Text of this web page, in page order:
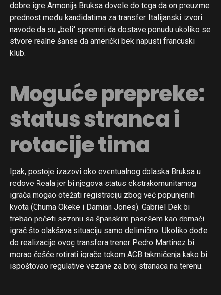
dobre igre Armonija Bruksa dovele do toga da on preuzme
prednost među kandidatima za transfer. Italijanski izvori
navode da su „beli“ spremni da dostave ponudu ukoliko se
stvore realne šanse da američki bek napusti francuski
klub.
Moguće prepreke:
status stranca i
rotacije tima
Ipak, postoje izazovi oko eventualnog dolaska Bruksa u
redove Reala jer bi njegova status ekstrakomunitarnog
igrača mogao otežati registraciju zbog već popunjenih
kvota (Chuma Okeke i Damian Jones). Gabriel Dek bi
trebao početi sezonu sa španskim pasošem kao domaći
igrač što olakšava situaciju samo delimično. Ukoliko dođe
do realizacije ovog transfera trener Pedro Martinez bi
morao češće rotirati igrače tokom ACB takmičenja kako bi
ispoštovao regulative vezane za broj stranaca na terenu.